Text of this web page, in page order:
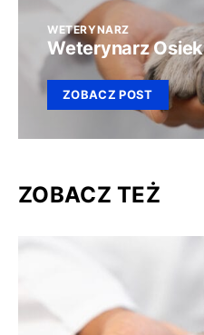
WETERYNARZ
Weterynarz Osiek
ZOBACZ POST
ZOBACZ TEŻ